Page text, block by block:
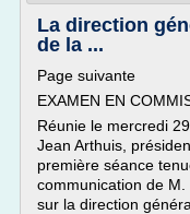
La direction
de la ...
Page suivante
EXAMEN EN
Réunie le mercredi
Jean Arthuis,
première séance
communication de
sur la direction